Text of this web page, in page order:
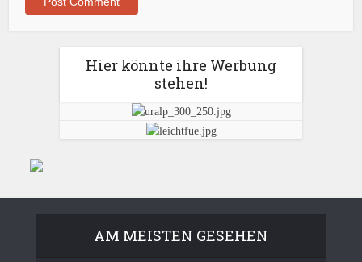
Hier könnte ihre Werbung
stehen!
AM MEISTEN GESEHEN